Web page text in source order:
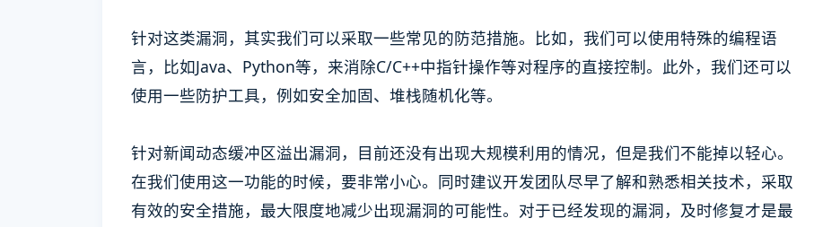
针对这类漏洞，其实我们可以采取一些常见的防范措施。比如，我们可以使用特殊的编程语
言，比如Java、Python等，来消除C/C++中指针操作等对程序的直接控制。此外，我们还可以
使用一些防护工具，例如安全加固、堆栈随机化等。
针对新闻动态缓冲区溢出漏洞，目前还没有出现大规模利用的情况，但是我们不能掉以轻心。
在我们使用这一功能的时候，要非常小心。同时建议开发团队尽早了解和熟悉相关技术，采取
有效的安全措施，最大限度地减少出现漏洞的可能性。对于已经发现的漏洞，及时修复才是最